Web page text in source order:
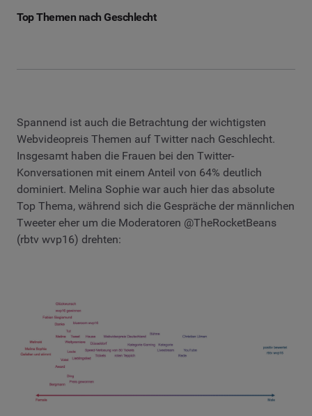
Top Themen nach Geschlecht
Spannend ist auch die Betrachtung der wichtigsten
Webvideopreis Themen auf Twitter nach Geschlecht.
Insgesamt haben die Frauen bei den Twitter-
Konversationen mit einem Anteil von 64% deutlich
dominiert. Melina Sophie war auch hier das absolute
Top Thema, während sich die Gespräche der männlichen
Tweeter eher um die Moderatoren @TheRocketBeans
(rbtv wvp16) drehten: